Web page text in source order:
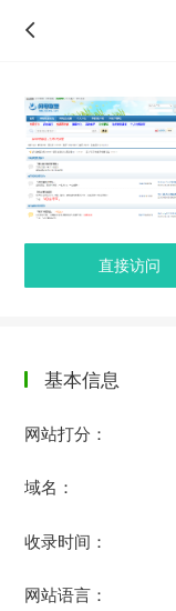
直接访问
基本信息
网站打分：
域名：
收录时间：
网站语言：